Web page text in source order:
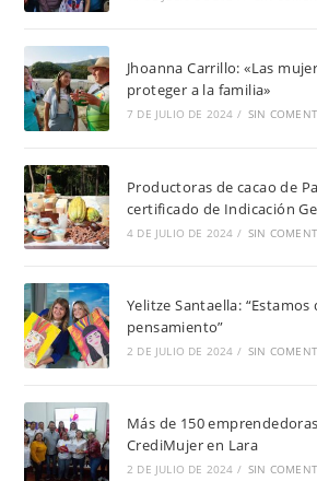
Jhoanna Carrillo: «Las
proteger a la familia»
7 DE JULIO DE 2024 / SIN
Productoras de cacao de
certificado de Indicación
4 DE JULIO DE 2024 / SIN
Yelitze Santaella:
pensamiento”
2 DE JULIO DE 2024 / SIN
Más de 150
CrediMujer en Lara
2 DE JULIO DE 2024 / SIN